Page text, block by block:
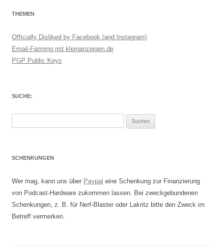
THEMEN
Officially Disliked by Facebook (and Instagram)
Email-Farming mit kleinanzeigen.de
PGP Public Keys
SUCHE:
SCHENKUNGEN
Wer mag, kann uns über Paypal eine Schenkung zur Finanzierung
von Podcast-Hardware zukommen lassen. Bei zweckgebundenen
Schenkungen, z. B. für Nerf-Blaster oder Lakritz bitte den Zweck im
Betreff vermerken.